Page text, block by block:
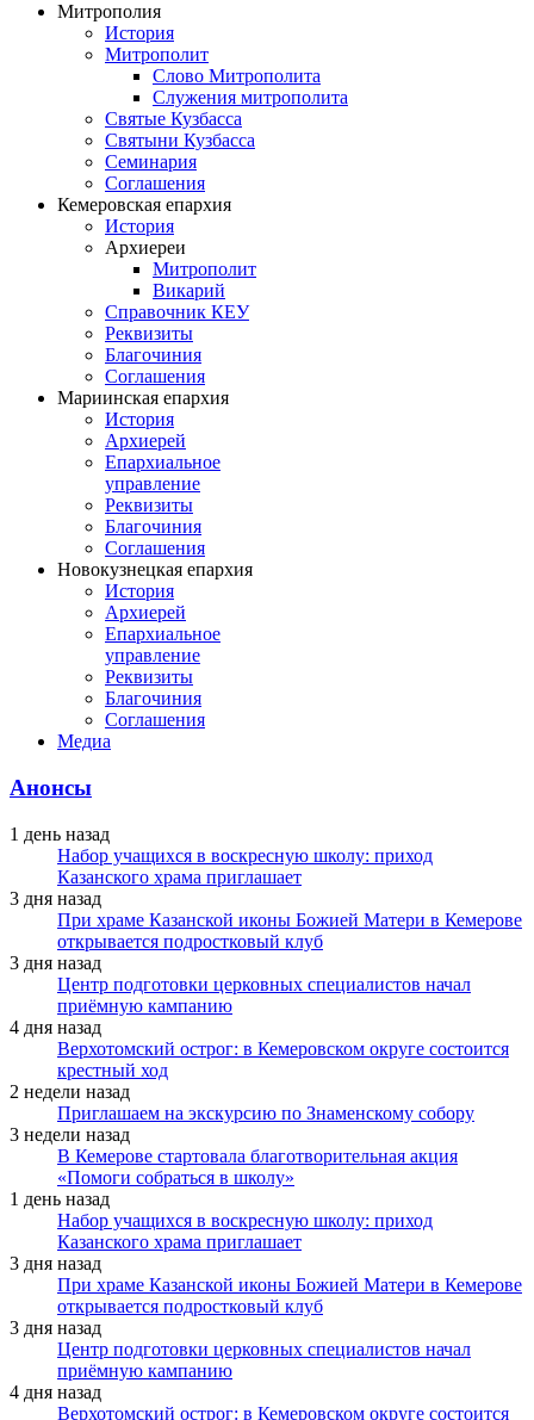
Митрополия
История
Митрополит
Слово Митрополита
Служения митрополита
Святые Кузбасса
Святыни Кузбасса
Семинария
Соглашения
Кемеровская епархия
История
Архиереи
Митрополит
Викарий
Справочник КЕУ
Реквизиты
Благочиния
Соглашения
Мариинская епархия
История
Архиерей
Епархиальное
управление
Реквизиты
Благочиния
Соглашения
Новокузнецкая епархия
История
Архиерей
Епархиальное
управление
Реквизиты
Благочиния
Соглашения
Медиа
Анонсы
1 день назад
Набор учащихся в воскресную школу: приход
Казанского храма приглашает
3 дня назад
При храме Казанской иконы Божией Матери в Кемерове
открывается подростковый клуб
3 дня назад
Центр подготовки церковных специалистов начал
приёмную кампанию
4 дня назад
Верхотомский острог: в Кемеровском округе состоится
крестный ход
2 недели назад
Приглашаем на экскурсию по Знаменскому собору
3 недели назад
В Кемерове стартовала благотворительная акция
«Помоги собраться в школу»
1 день назад
Набор учащихся в воскресную школу: приход
Казанского храма приглашает
3 дня назад
При храме Казанской иконы Божией Матери в Кемерове
открывается подростковый клуб
3 дня назад
Центр подготовки церковных специалистов начал
приёмную кампанию
4 дня назад
Верхотомский острог: в Кемеровском округе состоится